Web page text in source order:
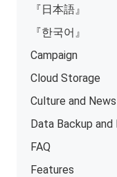
『日本語』
『한국어』
Campaign
Cloud Storage
Culture and News
Data Backup and
FAQ
Features